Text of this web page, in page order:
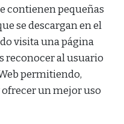
contienen pequeñas
se descargan en el
visita una página
reconocer al usuario
permitiendo,
ofrecer un mejor uso